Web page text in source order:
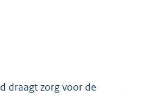
draagt zorg voor de